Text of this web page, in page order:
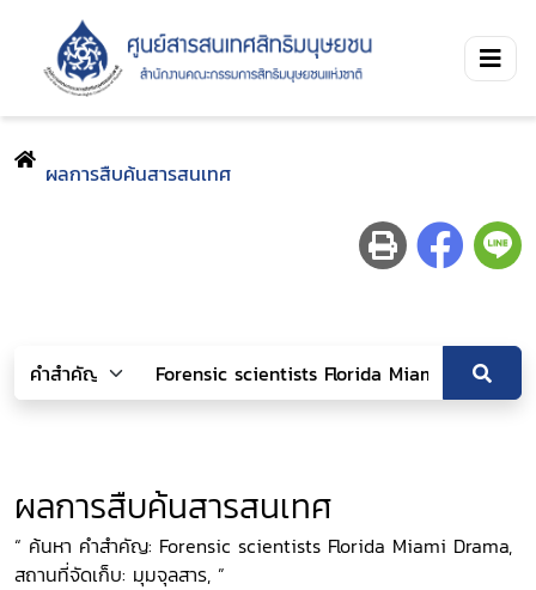
ผลการสืบค้นสารสนเทศ
ผลการสืบค้นสารสนเทศ
“ ค้นหา คำสำคัญ: Forensic scientists Florida Miami Drama,
สถานที่จัดเก็บ: มุมจุลสาร, ”